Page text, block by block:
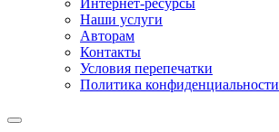
Интернет-ресурсы
Наши услуги
Авторам
Контакты
Условия перепечатки
Политика конфиденциальности